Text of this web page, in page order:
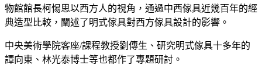
物館館長柯惕思以西方人的視角，通過中西傢具近幾百年的經
典造型比較，闡述了明式傢具對西方傢具設計的影響。
中央美術學院客座/課程教授劉傳生、研究明式傢具十多年的
譚向東、林光泰博士等也都作了專題研討。